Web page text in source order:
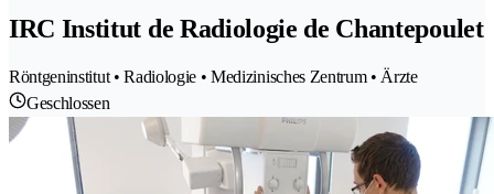
IRC Institut de Radiologie de Chantepoulet
Röntgeninstitut • Radiologie • Medizinisches Zentrum • Ärzte
Geschlossen